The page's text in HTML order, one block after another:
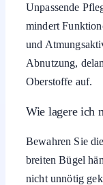
Unpassende
mindert
und
Abnutzung,
Oberstoffe auf.
Wie lagere ich
Bewahren Sie
breiten Bügel
nicht unnötig